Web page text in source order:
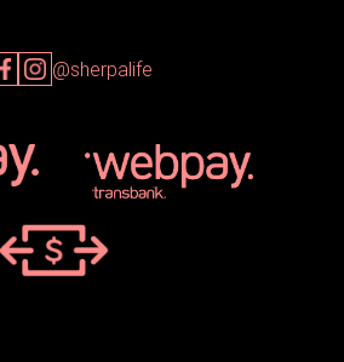
@sherpalife